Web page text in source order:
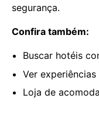
segurança.
Confira também:
Buscar hotéis
Ver
Loja de